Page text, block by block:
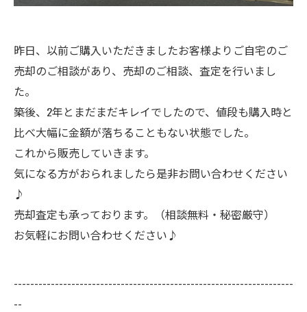
昨日、以前ご購入いただきましたお客様よりご自宅のご
売却のご相談があり、売却のご相談、査定を行いまし
た。
築後、2年とまだまだキレイでしたので、値段も購入時と
比べ大幅に金額が落ちることもない状態でした。
これから販売していきます。
気になる方がおられましたら是非お問い合わせください
♪
売却査定も承っております。（相談無料・秘密厳守）
お気軽にお問い合わせください♪
--------------------------------------------------------------------
--